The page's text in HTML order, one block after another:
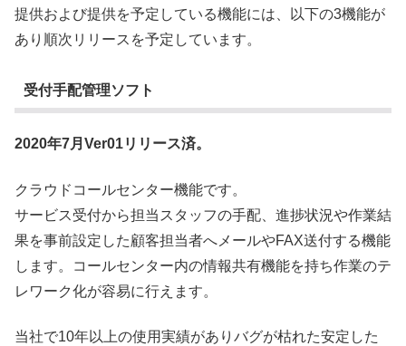
提供および提供を予定している機能には、以下の3機能が
あり順次リリースを予定しています。
受付手配管理ソフト
2020年7月Ver01リリース済。
クラウドコールセンター機能です。
サービス受付から担当スタッフの手配、進捗状況や作業結
果を事前設定した顧客担当者へメールやFAX送付する機能
します。コールセンター内の情報共有機能を持ち作業のテ
レワーク化が容易に行えます。
当社で10年以上の使用実績がありバグが枯れた安定した